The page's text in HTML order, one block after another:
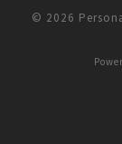
© 2026